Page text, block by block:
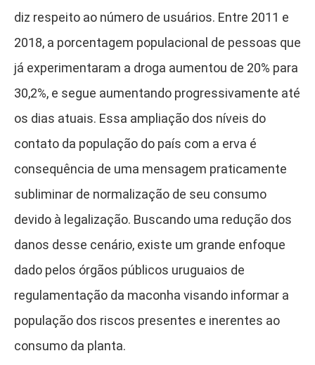
diz respeito ao número de usuários. Entre 2011 e
2018, a porcentagem populacional de pessoas que
já experimentaram a droga aumentou de 20% para
30,2%, e segue aumentando progressivamente até
os dias atuais. Essa ampliação dos níveis do
contato da população do país com a erva é
consequência de uma mensagem praticamente
subliminar de normalização de seu consumo
devido à legalização. Buscando uma redução dos
danos desse cenário, existe um grande enfoque
dado pelos órgãos públicos uruguaios de
regulamentação da maconha visando informar a
população dos riscos presentes e inerentes ao
consumo da planta.